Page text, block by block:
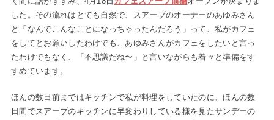
した。その流れはとても自然で、スアーブのオーナーのあゆみさん
と「なんでこんなことになっちゃったんだろう」って、私がカフェ
をしてとお願いしたわけでも、あゆみさんがカフェをしたいと言っ
たわけでもなく、「不思議だね〜」と言いながらも着々と準備をす
すめています。
ほんの数日前まではキッチンで私が料理をしていたのに、ほんの数
日間でスアーブのキッチンに早変わりしている様を見たサンデーの